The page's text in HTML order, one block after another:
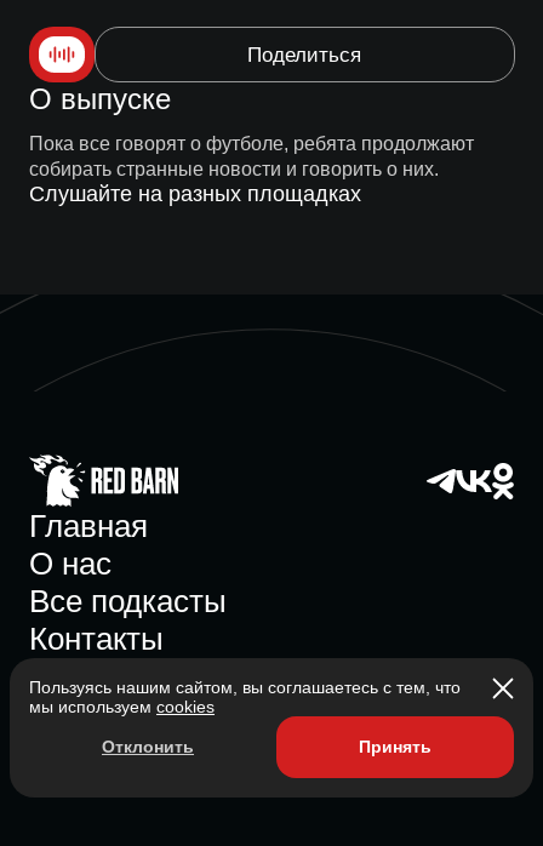
Поделиться
О выпуске
Пока все говорят о футболе, ребята продолжают
собирать странные новости и говорить о них.
Слушайте на разных площадках
Главная
О нас
Все подкасты
Контакты
Состоит в ассоциации с 2023
Пользуясь нашим сайтом, вы соглашаетесь с тем, что
мы используем cookies
Отклонить Принять